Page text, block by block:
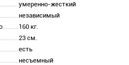
умеренно-жесткий
независимый
160 кг.
23 см.
есть
несъемный